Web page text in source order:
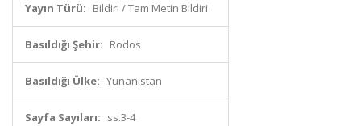
Yayın Türü: Bildiri / Tam Metin Bildiri
Basıldığı Şehir: Rodos
Basıldığı Ülke: Yunanistan
Sayfa Sayıları: ss.3-4